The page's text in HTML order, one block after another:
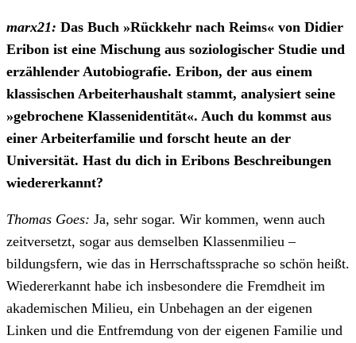
marx21: Das Buch »Rückkehr nach Reims« von Didier
Eribon ist eine Mischung aus soziologischer Studie und
erzählender Autobiografie. Eribon, der aus einem
klassischen Arbeiterhaushalt stammt, analysiert seine
»gebrochene Klassenidentität«. Auch du kommst aus
einer Arbeiterfamilie und forscht heute an der
Universität. Hast du dich in Eribons Beschreibungen
wiedererkannt?
Thomas Goes: Ja, sehr sogar. Wir kommen, wenn auch
zeitversetzt, sogar aus demselben Klassenmilieu –
bildungsfern, wie das in Herrschaftssprache so schön heißt.
Wiedererkannt habe ich insbesondere die Fremdheit im
akademischen Milieu, ein Unbehagen an der eigenen
Linken und die Entfremdung von der eigenen Familie und